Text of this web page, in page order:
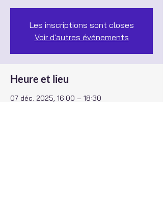
Les inscriptions sont closes
Voir d'autres événements
Heure et lieu
07 déc. 2025, 16:00 – 18:30